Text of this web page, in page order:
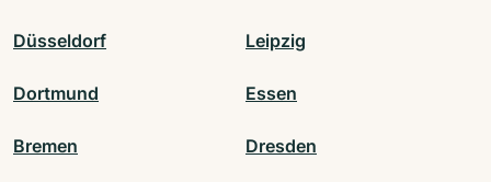
Düsseldorf Leipzig
Dortmund Essen
Bremen Dresden